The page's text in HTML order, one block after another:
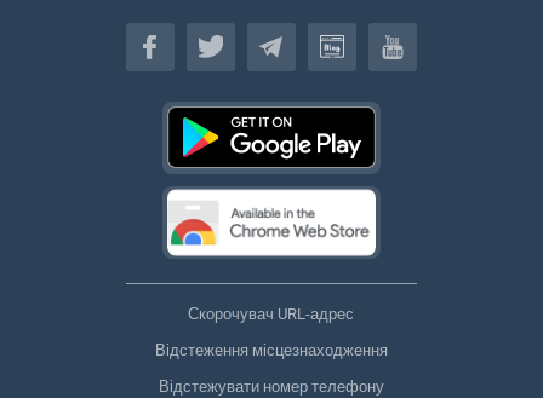
Українська
Скорочувач URL-адрес
Відстеження місцезнаходження
Відстежувати номер телефону